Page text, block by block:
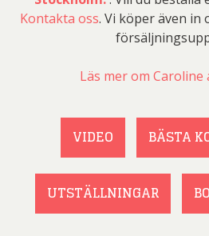
Kontakta oss. Vi köper även
Läs mer om
VIDEO BÄSTA
UTSTÄLLNINGAR